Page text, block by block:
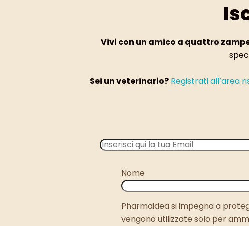
Vivi con un amico a quattro
Sei un veterinario? Registrati all’area
Nome
Pharmaidea si impegna a
vengono utilizzate solo per